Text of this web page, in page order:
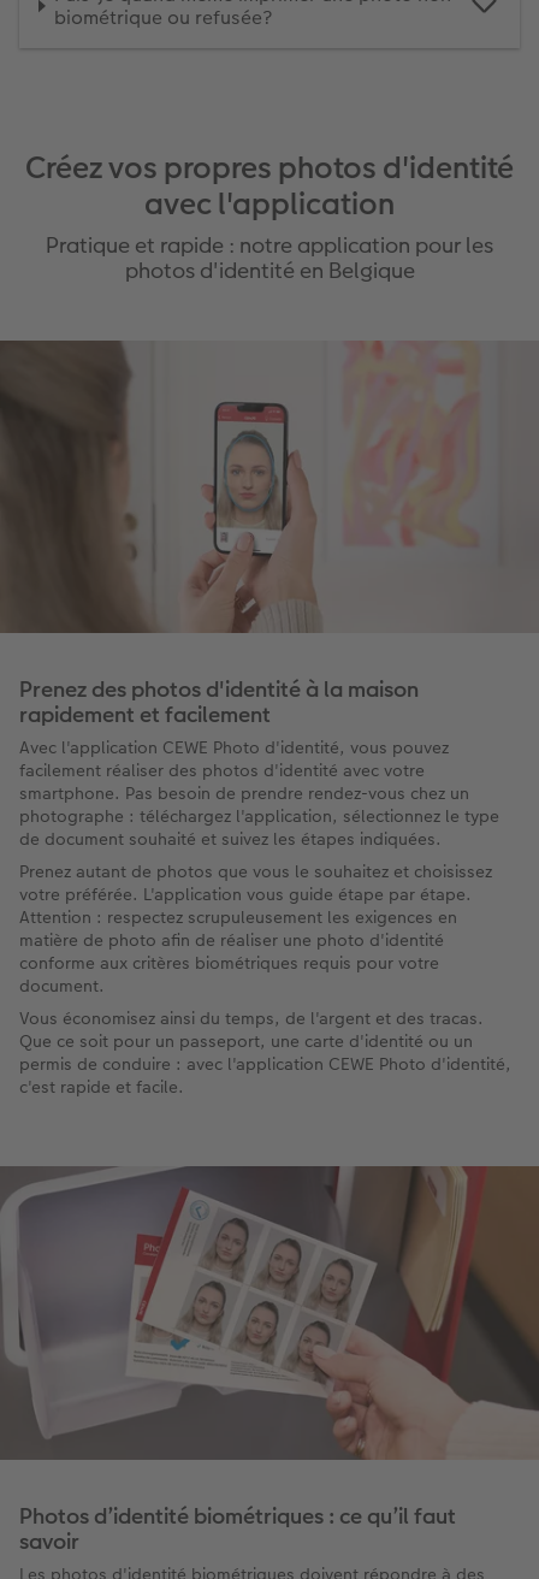
biométrique ou refusée?
Créez vos propres photos d'identité
avec l'application
Pratique et rapide : notre application pour les
photos d'identité en Belgique
Prenez des photos d'identité à la maison
rapidement et facilement
Avec l'application CEWE Photo d'identité, vous pouvez
facilement réaliser des photos d'identité avec votre
smartphone. Pas besoin de prendre rendez-vous chez un
photographe : téléchargez l'application, sélectionnez le type
de document souhaité et suivez les étapes indiquées.
Prenez autant de photos que vous le souhaitez et choisissez
votre préférée. L'application vous guide étape par étape.
Attention : respectez scrupuleusement les exigences en
matière de photo afin de réaliser une photo d'identité
conforme aux critères biométriques requis pour votre
document.
Vous économisez ainsi du temps, de l'argent et des tracas.
Que ce soit pour un passeport, une carte d'identité ou un
permis de conduire : avec l'application CEWE Photo d'identité,
c'est rapide et facile.
Photos d’identité biométriques : ce qu’il faut
savoir​
Les photos d'identité biométriques doivent répondre à des